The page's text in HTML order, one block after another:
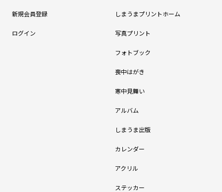
新規会員登録
ログイン
しまうまプリントホーム
写真プリント
フォトブック
喪中はがき
寒中見舞い
アルバム
しまうま出版
カレンダー
アクリル
ステッカー